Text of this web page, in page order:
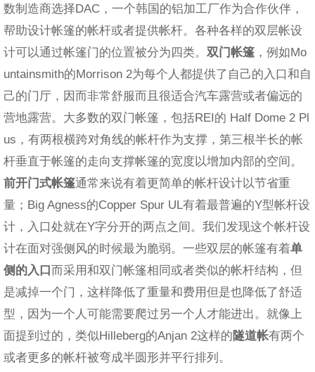
数制造商选择DAC，一个韩国的铝加工厂作为合作伙伴，
帮助设计帐篷的帐杆或者提供帐杆。各种各样的双层帐设
计可以通过帐篷门的位置被分为四类。 双门帐篷 ，例如Mo
untainsmith的Morrison 2为每个人都提供了自己的入口和自
己的门厅，因而非常舒服而且很适合汽车露营或者偏远的
营地露营。大多数的双门帐篷，包括REI的 Half Dome 2 Pl
us，有两根横跨对角线的帐杆作为支撑，第三根半长的帐
杆垂直于帐篷的走向支撑帐篷的宽度以增加内部的空间。
前开门式帐篷通常来说有着更简单的帐杆设计以节省重
量；Big Agness的Copper Spur UL有着最普遍的Y型帐杆设
计，入口处就在Y字分开的两点之间。我们发现这个帐杆设
计在面对强侧风的时候最为脆弱。一些双层的帐篷有着单
侧的入口而采用和双门帐篷相同或者类似的帐杆结构，但
是减掉一个门，这样降低了重量和费用但是也降低了舒适
型，因为一个人可能需要爬过另一个人才能进出。就像上
面提到过的，类似Hilleberg的Anjan 2这样的隧道帐有两个
或者更多的帐杆被弯成半圆形并平行排列。